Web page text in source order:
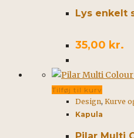
Lys enkelt
35,00 kr.
Tilføj til kurv
Design, Kurve
Kapula